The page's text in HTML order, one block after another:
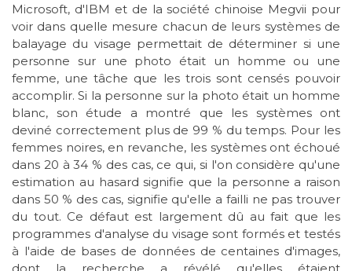
Microsoft, d'IBM et de la société chinoise Megvii pour
voir dans quelle mesure chacun de leurs systèmes de
balayage du visage permettait de déterminer si une
personne sur une photo était un homme ou une
femme, une tâche que les trois sont censés pouvoir
accomplir. Si la personne sur la photo était un homme
blanc, son étude a montré que les systèmes ont
deviné correctement plus de 99 % du temps. Pour les
femmes noires, en revanche, les systèmes ont échoué
dans 20 à 34 % des cas, ce qui, si l'on considère qu'une
estimation au hasard signifie que la personne a raison
dans 50 % des cas, signifie qu'elle a failli ne pas trouver
du tout. Ce défaut est largement dû au fait que les
programmes d'analyse du visage sont formés et testés
à l'aide de bases de données de centaines d'images,